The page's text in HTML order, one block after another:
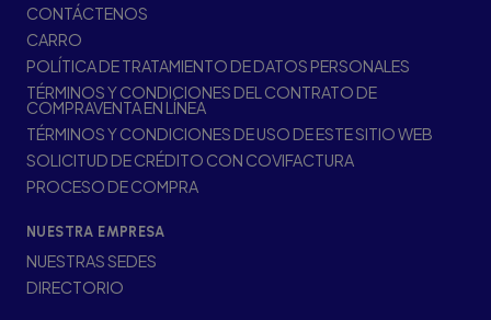
CONTÁCTENOS
CARRO
POLÍTICA DE TRATAMIENTO DE DATOS PERSONALES
TÉRMINOS Y CONDICIONES DEL CONTRATO DE
COMPRAVENTA EN LÍNEA
TÉRMINOS Y CONDICIONES DE USO DE ESTE SITIO WEB
SOLICITUD DE CRÉDITO CON COVIFACTURA
PROCESO DE COMPRA
NUESTRA EMPRESA
NUESTRAS SEDES
DIRECTORIO